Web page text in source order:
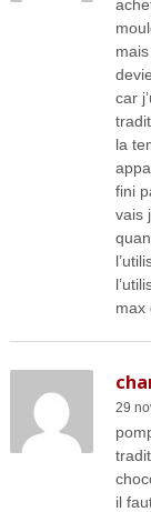
car
la
fini
vais
max
29
il